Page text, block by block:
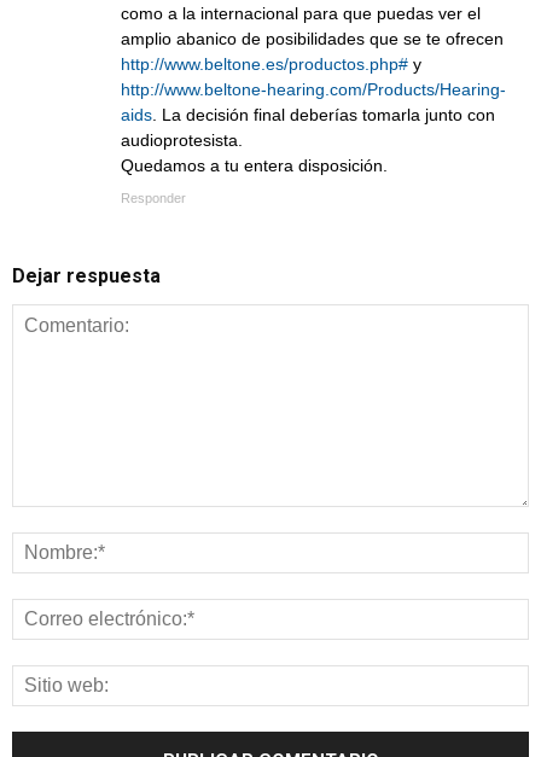
como a la internacional para que puedas ver el
amplio abanico de posibilidades que se te ofrecen
http://www.beltone.es/productos.php# y
http://www.beltone-hearing.com/Products/Hearing-
aids. La decisión final deberías tomarla junto con
audioprotesista.
Quedamos a tu entera disposición.
Responder
Dejar respuesta